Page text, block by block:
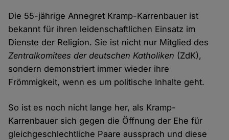
Die 55-jährige Annegret Kramp-Karrenbauer ist
bekannt für ihren leidenschaftlichen Einsatz im
Dienste der Religion. Sie ist nicht nur Mitglied des
Zentralkomitees der deutschen Katholiken (ZdK),
sondern demonstriert immer wieder ihre
Frömmigkeit, wenn es um politische Inhalte geht.
So ist es noch nicht lange her, als Kramp-
Karrenbauer sich gegen die Öffnung der Ehe für
gleichgeschlechtliche Paare aussprach und diese